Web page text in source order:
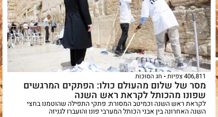
406,811 צפיות חג הסוכות
מסר של שלום מהעולם כולו: הפתקים המרגשים
שפונו מהכותל לקראת ראש השנה
לקראת ראש השנה וכמיטב המסורת: פתקי התפילה שהוטמנו בחצי
השנה האחרונה בין אבני הכותל המערבי פונו והועברו לגניזה